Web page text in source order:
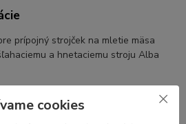
prípojný strojček na mletie mäsa
a hnetaciemu stroju Alba
cookies